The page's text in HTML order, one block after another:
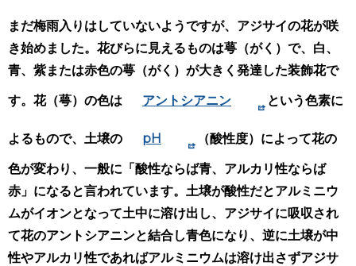
まだ梅雨入りはしていないようですが、アジサイの花が咲
き始めました。花びらに見えるものは萼（がく）で、白、
青、紫または赤色の萼（がく） が大きく発達した装飾花で
す。 花（萼）の色は アントシアニン という色素に
よるもので、 土壌の pH
（酸性度）によって花の
色が変わり、一般に「酸性ならば青、アルカリ性ならば
赤」になると言われています。 土壌が酸性だとアルミニウ
ムがイオンとなって土中に溶け出し、アジサイに吸収され
て花のアントシアニンと結合し青色になり、逆に土壌が中
性やアルカリ性であればアルミニウムは溶け出さずアジサ